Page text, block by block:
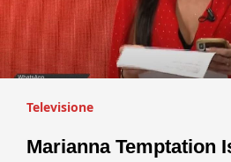
Televisione
Marianna Temptation